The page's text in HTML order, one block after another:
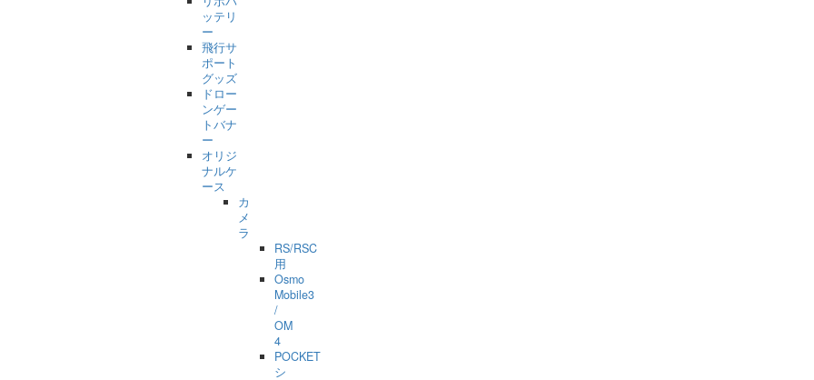
ッテリ
ー
飛行サ
ポート
グッズ
ドロー
ンゲー
トバナ
ー
オリジ
ナルケ
ース
カ
メ
ラ
RS/RSC
用
Osmo
Mobile3
/
OM
4
POCKET
シ